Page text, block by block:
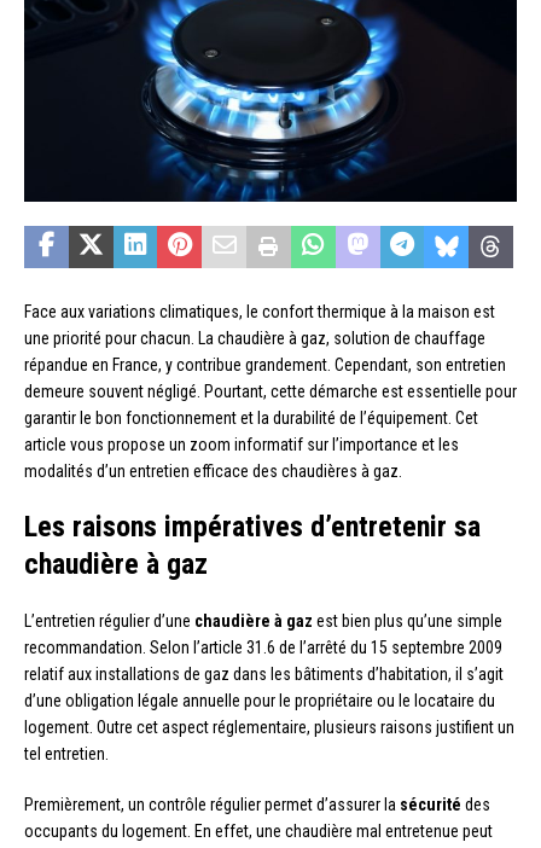
Face aux variations climatiques, le confort thermique à la maison est
une priorité pour chacun. La chaudière à gaz, solution de chauffage
répandue en France, y contribue grandement. Cependant, son entretien
demeure souvent négligé. Pourtant, cette démarche est essentielle pour
garantir le bon fonctionnement et la durabilité de l’équipement. Cet
article vous propose un zoom informatif sur l’importance et les
modalités d’un entretien efficace des chaudières à gaz.
Les raisons impératives d’entretenir sa
chaudière à gaz
L’entretien régulier d’une chaudière à gaz est bien plus qu’une simple
recommandation. Selon l’article 31.6 de l’arrêté du 15 septembre 2009
relatif aux installations de gaz dans les bâtiments d’habitation, il s’agit
d’une obligation légale annuelle pour le propriétaire ou le locataire du
logement. Outre cet aspect réglementaire, plusieurs raisons justifient un
tel entretien.
Premièrement, un contrôle régulier permet d’assurer la sécurité des
occupants du logement. En effet, une chaudière mal entretenue peut